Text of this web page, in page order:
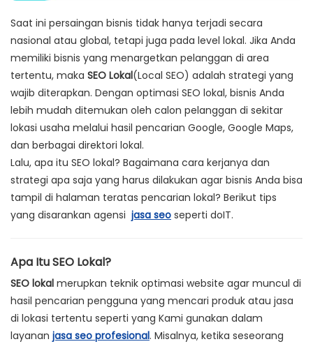
Saat ini persaingan bisnis tidak hanya terjadi secara
nasional atau global, tetapi juga pada level lokal. Jika Anda
memiliki bisnis yang menargetkan pelanggan di area
tertentu, maka SEO Lokal(Local SEO) adalah strategi yang
wajib diterapkan. Dengan optimasi SEO lokal, bisnis Anda
lebih mudah ditemukan oleh calon pelanggan di sekitar
lokasi usaha melalui hasil pencarian Google, Google Maps,
dan berbagai direktori lokal.
Lalu, apa itu SEO lokal? Bagaimana cara kerjanya dan
strategi apa saja yang harus dilakukan agar bisnis Anda bisa
tampil di halaman teratas pencarian lokal? Berikut tips
yang disarankan agensi jasa seo seperti doIT.
Apa Itu SEO Lokal?
SEO lokal merupkan teknik optimasi website agar muncul di
hasil pencarian pengguna yang mencari produk atau jasa
di lokasi tertentu seperti yang Kami gunakan dalam
layanan jasa seo profesional. Misalnya, ketika seseorang